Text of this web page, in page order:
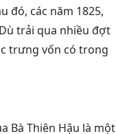
đó, các năm 1825,
trải qua nhiều đợt
trưng vốn có trong
Bà Thiên Hậu là một